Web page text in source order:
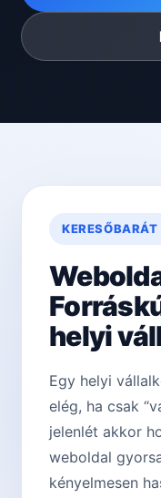
KERESŐBARÁT
helyi
Egy helyi
elég, ha csak
jelenlét akkor
weboldal
kényelmesen